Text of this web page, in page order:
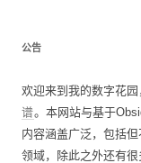
公告
欢迎来到我的数字花
谱。本网站与基于
内容涵盖广泛，包括
领域，除此之外还有